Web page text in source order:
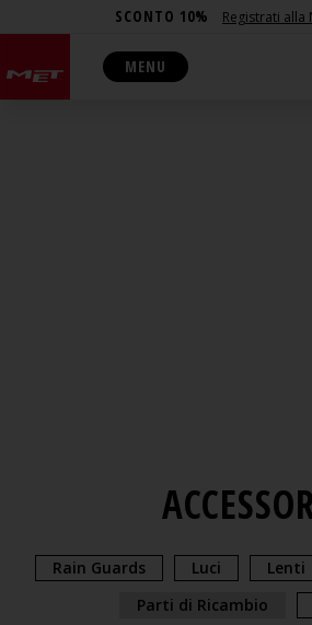
SCONTO 10% Registrati alla
MENU
Rain Guards Luci Lenti
Parti di Ricambio